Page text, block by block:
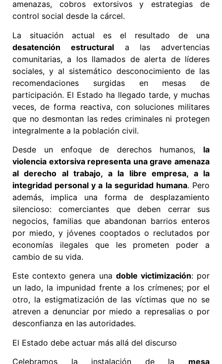
amenazas, cobros extorsivos y estrategias de
control social desde la cárcel.
La situación actual es el resultado de una
desatención estructurala las advertencias
comunitarias, a los llamados de alerta de líderes
sociales, y al sistemático desconocimiento de las
recomendaciones surgidas en mesas de
participación. El Estado ha llegado tarde, y muchas
veces, de forma reactiva, con soluciones militares
que no desmontan las redes criminales ni protegen
integralmente a la población civil.
Desde un enfoque de derechos humanos, la
violencia extorsiva representa una grave amenaza
al derecho al trabajo, a la libre empresa, a la
integridad personal y a la seguridad humana. Pero
además, implica una forma de desplazamiento
silencioso: comerciantes que deben cerrar sus
negocios, familias que abandonan barrios enteros
por miedo, y jóvenes cooptados o reclutados por
economías ilegales que les prometen poder a
cambio de su vida.
Este contexto genera una doble victimización: por
un lado, la impunidad frente a los crímenes; por el
otro, la estigmatización de las víctimas que no se
atreven a denunciar por miedo a represalias o por
desconfianza en las autoridades.
El Estado debe actuar más allá del discurso
Celebramos la instalación de la mesa